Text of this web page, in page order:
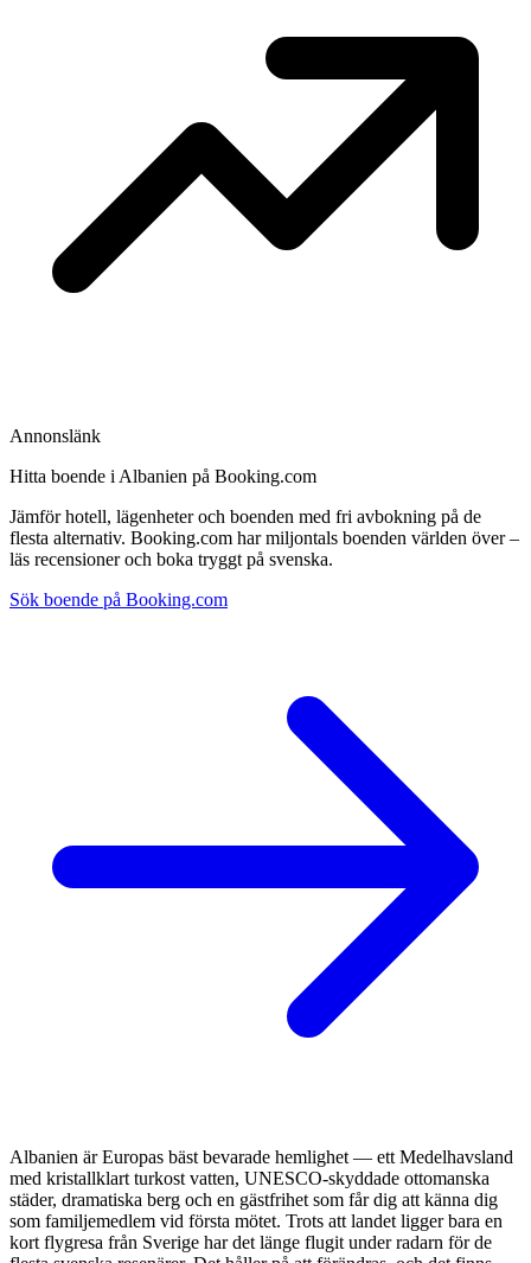
Annonslänk
Hitta boende i Albanien på Booking.com
Jämför hotell, lägenheter och boenden med fri avbokning på de
flesta alternativ. Booking.com har miljontals boenden världen över –
läs recensioner och boka tryggt på svenska.
Sök boende på Booking.com
Albanien är Europas bäst bevarade hemlighet — ett Medelhavsland
med kristallklart turkost vatten, UNESCO-skyddade ottomanska
städer, dramatiska berg och en gästfrihet som får dig att känna dig
som familjemedlem vid första mötet. Trots att landet ligger bara en
kort flygresa från Sverige har det länge flugit under radarn för de